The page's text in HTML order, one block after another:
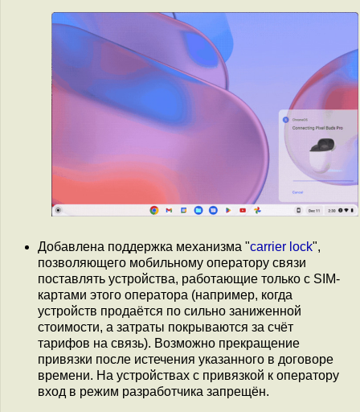
Добавлена поддержка механизма "carrier lock",
позволяющего мобильному оператору связи
поставлять устройства, работающие только с SIM-
картами этого оператора (например, когда
устройств продаётся по сильно заниженной
стоимости, а затраты покрываются за счёт
тарифов на связь). Возможно прекращение
привязки после истечения указанного в договоре
времени. На устройствах с привязкой к оператору
вход в режим разработчика запрещён.